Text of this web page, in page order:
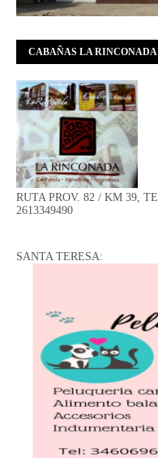
CABAÑAS LA
RUTA PROV. 82 / KM 39,
2613349490
SANTA TERESA: